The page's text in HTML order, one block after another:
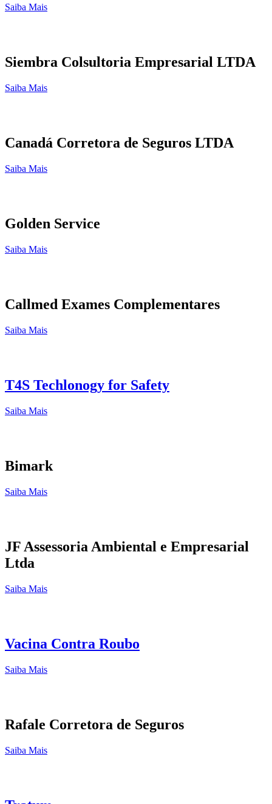
Saiba Mais
Siembra Colsultoria Empresarial LTDA
Saiba Mais
Canadá Corretora de Seguros LTDA
Saiba Mais
Golden Service
Saiba Mais
Callmed Exames Complementares
Saiba Mais
T4S Techlonogy for Safety
Saiba Mais
Bimark
Saiba Mais
JF Assessoria Ambiental e Empresarial
Ltda
Saiba Mais
Vacina Contra Roubo
Saiba Mais
Rafale Corretora de Seguros
Saiba Mais